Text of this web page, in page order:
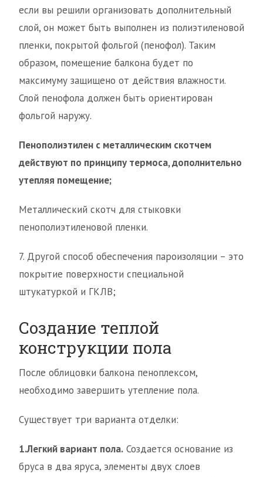
если вы решили организовать дополнительный
слой, он может быть выполнен из полиэтиленовой
пленки, покрытой фольгой (пенофол). Таким
образом, помещение балкона будет по
максимуму защищено от действия влажности.
Слой пенофола должен быть ориентирован
фольгой наружу.
Пенополиэтилен с металлическим скотчем
действуют по принципу термоса, дополнительно
утепляя помещение;
Металлический скотч для стыковки
пенополиэтиленовой пленки.
7. Другой способ обеспечения пароизоляции – это
покрытие поверхности специальной
штукатуркой и ГКЛВ;
Создание теплой
конструкции пола
После облицовки балкона пеноплексом,
необходимо завершить утепление пола.
Существует три варианта отделки:
1.Легкий вариант пола. Создается основание из
бруса в два яруса, элементы двух слоев